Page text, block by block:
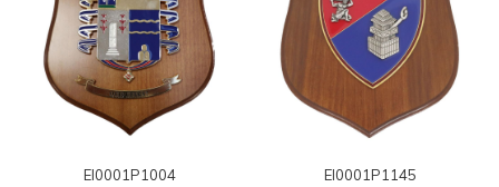
EI0001P1004 EI0001P1145